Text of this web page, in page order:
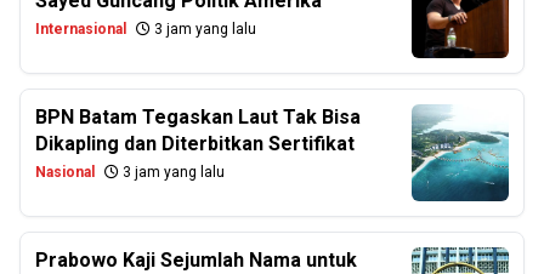
Internasional 3 jam yang lalu
BPN Batam Tegaskan Laut Tak Bisa
Dikapling dan Diterbitkan Sertifikat
Nasional 3 jam yang lalu
Prabowo Kaji Sejumlah Nama untuk